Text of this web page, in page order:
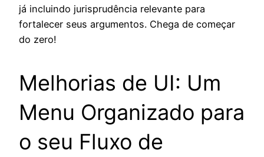
já incluindo jurisprudência relevante para
fortalecer seus argumentos. Chega de começar
do zero!
Melhorias de UI: Um
Menu Organizado para
o seu Fluxo de